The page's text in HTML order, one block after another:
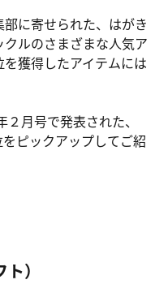
に寄せられた、はがき
ルのさまざまな人気ア
獲得したアイテムには
月号で発表された、
ピックアップしてご紹
）